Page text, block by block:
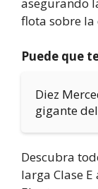
flota sobre la
Puede que
Diez
gigante
Descubra
larga Clase